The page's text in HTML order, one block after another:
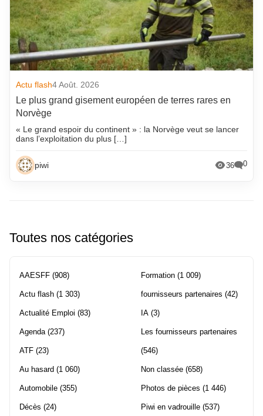
Actu flash4 Août. 2026
Le plus grand gisement européen de terres rares en
Norvège
« Le grand espoir du continent » : la Norvège veut se lancer
dans l’exploitation du plus […]
piwi 36 0
Toutes nos catégories
AAESFF (908)
Actu flash (1 303)
Actualité Emploi (83)
Agenda(237)
ATF (23)
Au hasard (1 060)
Automobile (355)
Décès (24)
Formation (1 009)
fournisseurs partenaires (42)
IA (3)
Les fournisseurs partenaires
(546)
Non classée (658)
Photos de pièces (1 446)
Piwi en vadrouille (537)